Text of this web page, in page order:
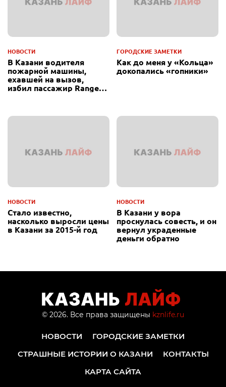
НОВОСТИ
В Казани водителя
пожарной машины,
ехавшей на вызов,
избил пассажир Range
ГОРОДСКИЕ ЗАМЕТКИ
Как до меня у «Кольца»
докопались «гопники»
НОВОСТИ
Стало известно,
насколько выросли цены
в Казани за 2015-й год
НОВОСТИ
В Казани у вора
проснулась совесть, и он
вернул украденные
деньги обратно
© 2026. Все права защищены kznlife.ru
НОВОСТИ
ГОРОДСКИЕ ЗАМЕТКИ
СТРАШНЫЕ ИСТОРИИ О КАЗАНИ
КОНТАКТЫ
КАРТА САЙТА